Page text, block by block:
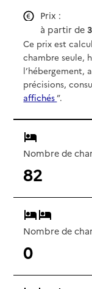
Prix :
à partir de
Ce prix est
chambre seule,
l’hébergement,
précisions,
affichés”.
Nombre de
82
Nombre de
0